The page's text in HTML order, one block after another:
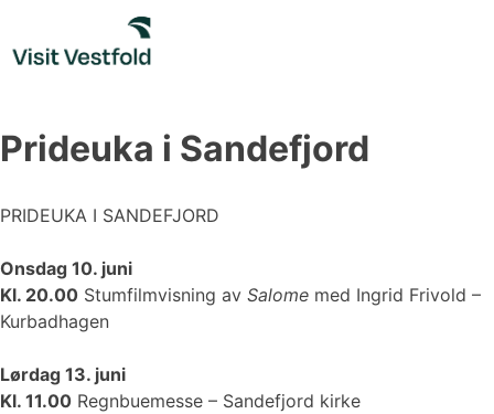
content
Prideuka i Sandefjord
PRIDEUKA I SANDEFJORD
Onsdag 10. juni
Kl. 20.00 Stumfilmvisning av Salome med Ingrid Frivold –
Kurbadhagen
Lørdag 13. juni
Kl. 11.00 Regnbuemesse – Sandefjord kirke